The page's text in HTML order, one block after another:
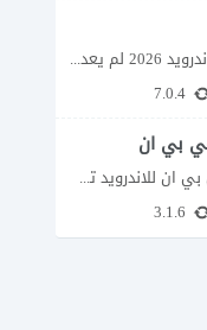
تطبيق Sango للأندرويد 2026 لم يعد تطبيق سانجو Sango مجرد مساحة لإرسال الرسائل أو...
بي ان
تطبيق سوبر في بي ان للاندرويد تطبيق سوبر في بي ان من تطبيقات الشبكات...